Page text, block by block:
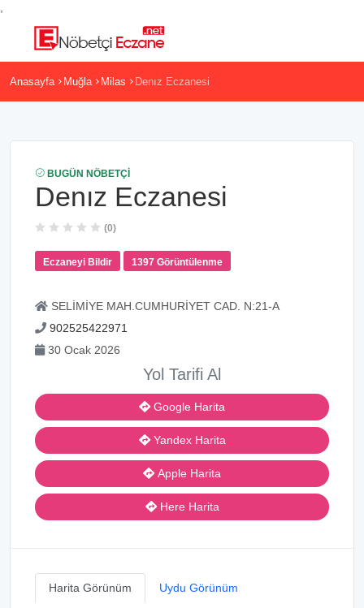
Anasayfa Muğla Milas Denız Eczanesi
BUGÜN NÖBETÇI
Denız Eczanesi
(0)
Eczaneyi Bildir 1397 Görüntülenme
SELİMİYE MAH.CUMHURİYET CAD. N:21-A
902525422971
30 Ocak 2026
Yol Tarifi Al
Google Harita
Yandex Harita
Apple Harita
Here Harita
Harita Görünüm Uydu Görünüm